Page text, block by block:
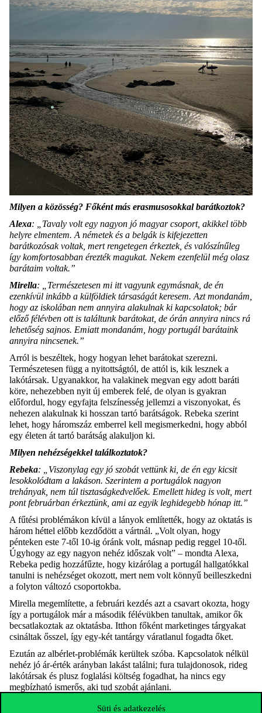
Süti és adatkezelés
Milyen a közösség? Főként más erasmusosokkal barátkoztok?
Alexa: „Tavaly volt egy nagyon jó magyar csoport, akikkel több
helyre elmentem. A németek és a belgák is kifejezetten
barátkozósak voltak, mert rengetegen érkeztek, és valószínűleg
így komfortosabban érezték magukat. Nekem ezenfelül még olasz
barátaim voltak.”
Mirella: „Természetesen mi itt vagyunk egymásnak, de én
ezenkívül inkább a külföldiek társaságát keresem. Azt mondanám,
hogy az iskolában nem annyira alakulnak ki kapcsolatok; bár
előző félévben ott is találtunk barátokat, de órán annyira nincs rá
lehetőség sajnos. Emiatt mondanám, hogy portugál barátaink
annyira nincsenek.”
Arról is beszéltek, hogy hogyan lehet barátokat szerezni.
Természetesen függ a nyitottságtól, de attól is, kik lesznek a
lakótársak. Ugyanakkor, ha valakinek megvan egy adott baráti
köre, nehezebben nyit új emberek felé, de olyan is gyakran
előfordul, hogy egyfajta felszínesség jellemzi a viszonyokat, és
nehezen alakulnak ki hosszan tartó barátságok. Rebeka szerint
lehet, hogy háromszáz emberrel kell megismerkedni, hogy abból
egy életen át tartó barátság alakuljon ki.
Milyen nehézségekkel találkoztatok?
Rebeka: „Viszonylag egy jó szobát vettünk ki, de én egy kicsit
lesokkolódtam a lakáson. Szerintem a portugálok nagyon
trehányak, nem túl tisztaságkedvelőek. Emellett hideg is volt, mert
pont februárban érkeztünk, ami az egyik leghidegebb hónap itt.”
A fűtési problémákon kívül a lányok említették, hogy az oktatás is
három héttel előbb kezdődött a vártnál. „Volt olyan, hogy
pénteken este 7-től 10-ig óránk volt, másnap pedig reggel 10-től.
Úgyhogy az egy nagyon nehéz időszak volt” – mondta Alexa,
Rebeka pedig hozzáfűzte, hogy kizárólag a portugál hallgatókkal
tanulni is nehézséget okozott, mert nem volt könnyű beilleszkedni
a folyton változó csoportokba.
Mirella megemlítette, a februári kezdés azt a csavart okozta, hogy
így a portugálok már a második félévükben tanultak, amikor ők
becsatlakoztak az oktatásba. Itthon főként marketinges tárgyakat
csináltak ősszel, így egy-két tantárgy váratlanul fogadta őket.
Ezután az albérlet-problémák kerültek szóba. Kapcsolatok nélkül
nehéz jó ár-érték arányban lakást találni; fura tulajdonosok, rideg
lakótársak és plusz foglalási költség fogadhat, ha nincs egy
megbízható ismerős, aki tud szobát ajánlani.
„Nem sok szó esik róla, de az első hetek nagyon nehezek.